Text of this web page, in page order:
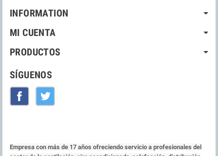
INFORMATION
MI CUENTA
PRODUCTOS
SÍGUENOS
Facebook
Empresa con más de 17 años ofreciendo servicio a profesionales del